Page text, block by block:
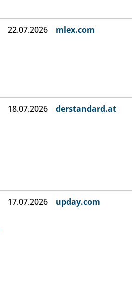
22.07.2026 mlex.com
18.07.2026 derstandard.at
17.07.2026 upday.com